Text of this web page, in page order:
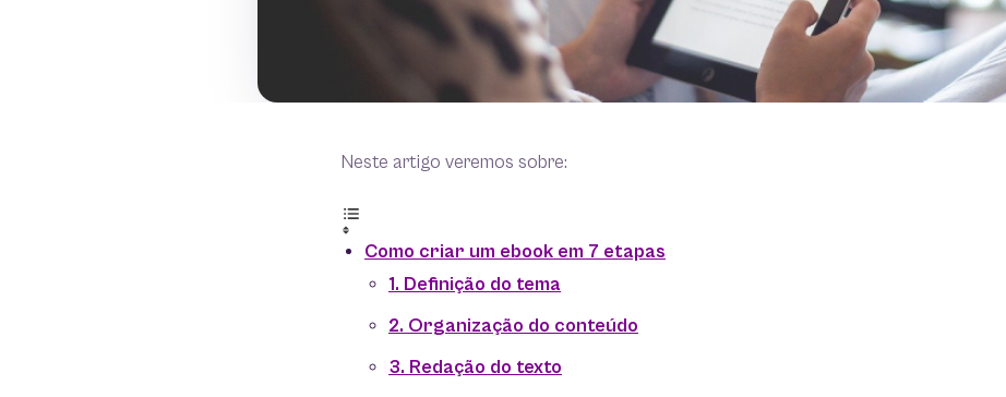
Neste artigo veremos sobre:
Como criar um ebook em 7 etapas
1. Definição do tema
2. Organização do conteúdo
3. Redação do texto